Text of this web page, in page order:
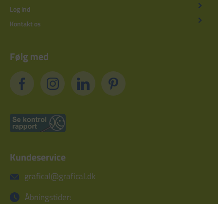
Log ind
Kontakt os
Følg med
Kundeservice
grafical@grafical.dk
Åbningstider: